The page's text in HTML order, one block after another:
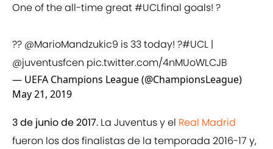
One of the all-time great#UCLfinal goals! ?
?? @MarioMandzukic9 is 33 today! ?#UCL |
@juventusfcen pic.twitter.com/4nMUoWLCJB
— UEFA Champions League (@ChampionsLeague)
May 21, 2019
3 de junio de 2017. La Juventus y el Real Madrid
fueron los dos finalistas de la temporada 2016-17 y,